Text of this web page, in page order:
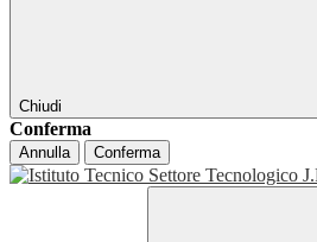
Chiudi
Conferma
Annulla Conferma